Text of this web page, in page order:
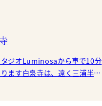
ジオLuminosaから車で10分
ます白泉寺は、遠く三浦半